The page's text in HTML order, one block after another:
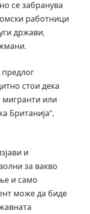
се забранува
работници
држави,
стои дека
мигранти или
Британија“,
и
за вакво
и само
може да биде